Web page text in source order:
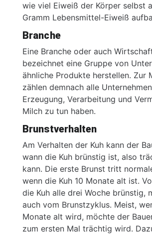
wie viel Eiweiß der Körper selbst
Gramm Lebensmittel-Eiweiß
Branche
Eine Branche oder auch
bezeichnet eine Gruppe von
ähnliche Produkte herstellen. Zur
zählen demnach alle
Erzeugung, Verarbeitung und
Milch zu tun haben.
Brunstverhalten
Am Verhalten der Kuh kann der
wann die Kuh brünstig ist, also
kann. Die erste Brunst tritt
wenn die Kuh 10 Monate alt ist.
die Kuh alle drei Woche brünstig,
auch vom Brunstzyklus. Meist,
Monate alt wird, möchte der
zum ersten Mal trächtig wird.